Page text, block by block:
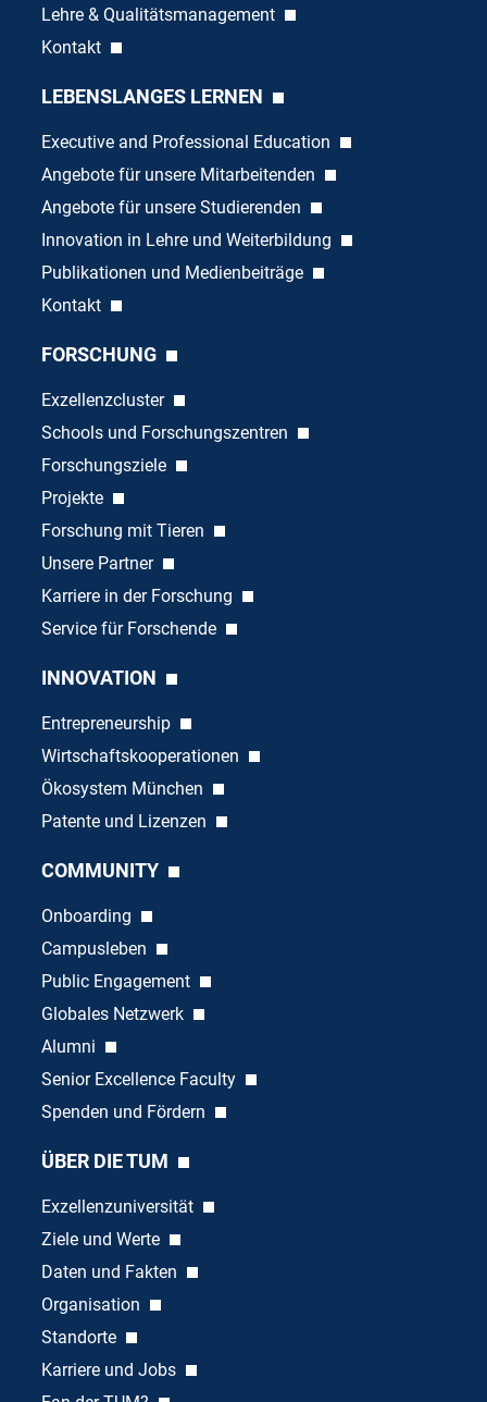
Lehre & Qualitätsmanagement
Kontakt
LEBENSLANGES LERNEN
Executive and Professional Education
Angebote für unsere Mitarbeitenden
Angebote für unsere Studierenden
Innovation in Lehre und Weiterbildung
Publikationen und Medienbeiträge
Kontakt
FORSCHUNG
Exzellenzcluster
Schools und Forschungszentren
Forschungsziele
Projekte
Forschung mit Tieren
Unsere Partner
Karriere in der Forschung
Service für Forschende
INNOVATION
Entrepreneurship
Wirtschaftskooperationen
Ökosystem München
Patente und Lizenzen
COMMUNITY
Onboarding
Campusleben
Public Engagement
Globales Netzwerk
Alumni
Senior Excellence Faculty
Spenden und Fördern
ÜBER DIE TUM
Exzellenzuniversität
Ziele und Werte
Daten und Fakten
Organisation
Standorte
Karriere und Jobs